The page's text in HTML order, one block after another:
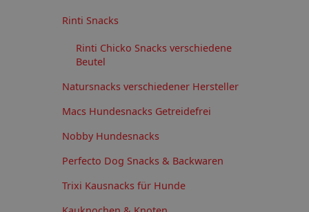
Rinti Snacks
Rinti Chicko Snacks verschiedene
Beutel
Natursnacks verschiedener Hersteller
Macs Hundesnacks Getreidefrei
Nobby Hundesnacks
Perfecto Dog Snacks & Backwaren
Trixi Kausnacks für Hunde